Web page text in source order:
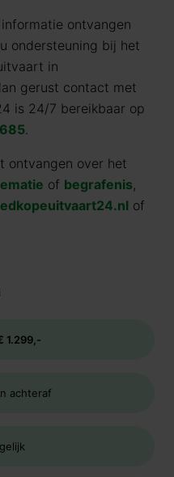
ontvangen
ondersteuning bij het
in
gerust contact met
is 24/7 bereikbaar op
.
ontvangen over het
of begrafenis,
of
1.299,-
achteraf